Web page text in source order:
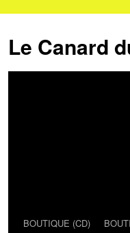
Le Canard
AllerBOUTIQUE (CD)